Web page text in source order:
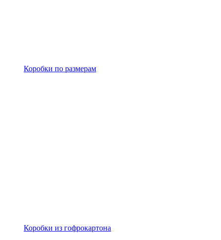
Коробки по размерам
Коробки из гофрокартона